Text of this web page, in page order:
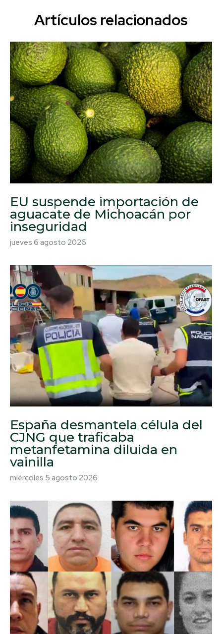
Artículos relacionados
EU suspende importación de
aguacate de Michoacán por
inseguridad
jueves 6 agosto 2026
España desmantela célula del
CJNG que traficaba
metanfetamina diluida en
vainilla
miércoles 5 agosto 2026